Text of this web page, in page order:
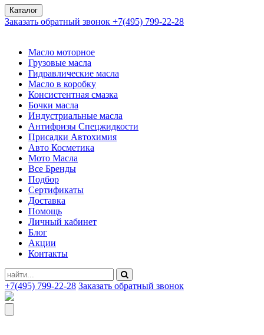
Каталог
Заказать обратный звонок +7(495) 799-22-28
Масло моторное
Грузовые масла
Гидравлические масла
Масло в коробку
Консистентная смазка
Бочки масла
Индустриальные масла
Антифризы Спецжидкости
Присадки Автохимия
Авто Косметика
Мото Масла
Все Бренды
Подбор
Сертификаты
Доставка
Помощь
Личный кабинет
Блог
Акции
Контакты
+7(495) 799-22-28 Заказать обратный звонок